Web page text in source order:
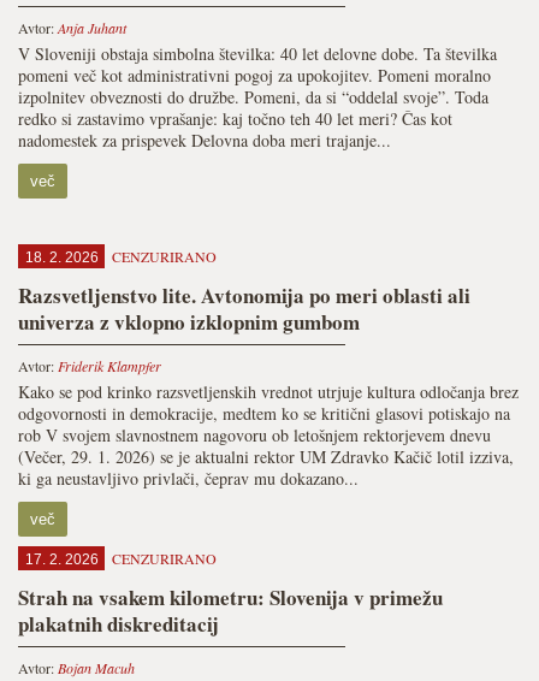
Avtor:Anja Juhant
V Sloveniji obstaja simbolna številka: 40 let delovne dobe. Ta številka
pomeni več kot administrativni pogoj za upokojitev. Pomeni moralno
izpolnitev obveznosti do družbe. Pomeni, da si “oddelal svoje”. Toda
redko si zastavimo vprašanje: kaj točno teh 40 let meri? Čas kot
nadomestek za prispevek Delovna doba meri trajanje...
več
18. 2. 2026 CENZURIRANO
Razsvetljenstvo lite. Avtonomija po meri oblasti ali
univerza z vklopno izklopnim gumbom
Avtor: Friderik Klampfer
Kako se pod krinko razsvetljenskih vrednot utrjuje kultura odločanja brez
odgovornosti in demokracije, medtem ko se kritični glasovi potiskajo na
rob V svojem slavnostnem nagovoru ob letošnjem rektorjevem dnevu
(Večer, 29. 1. 2026) se je aktualni rektor UM Zdravko Kačič lotil izziva,
ki ga neustavljivo privlači, čeprav mu dokazano...
več
17. 2. 2026 CENZURIRANO
Strah na vsakem kilometru: Slovenija v primežu
plakatnih diskreditacij
Avtor: Bojan Macuh